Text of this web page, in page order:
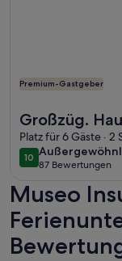
Premium-Gastgeber
Großzüg.
auf Meer,Berge &
Appartement
Platz für 6 Gäste · 2
1010 von 10
87 Bewertungen
(87
bewertungen)
Museo